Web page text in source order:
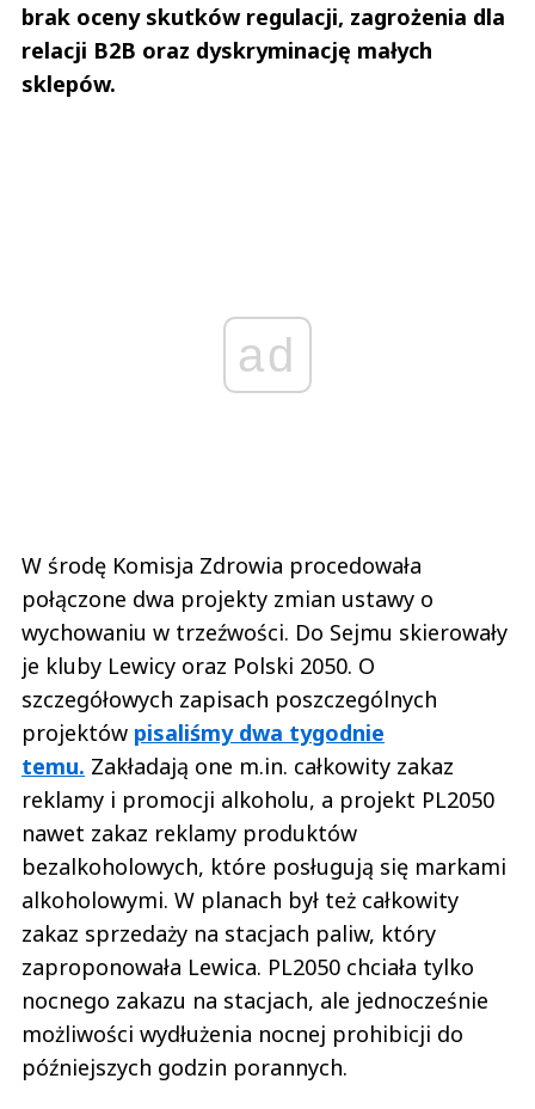
brak oceny skutków regulacji, zagrożenia dla
relacji B2B oraz dyskryminację małych
sklepów.
ad
W środę Komisja Zdrowia procedowała
połączone dwa projekty zmian ustawy o
wychowaniu w trzeźwości. Do Sejmu skierowały
je kluby Lewicy oraz Polski 2050. O
szczegółowych zapisach poszczególnych
projektów pisaliśmy dwa tygodnie
temu. Zakładają one m.in. całkowity zakaz
reklamy i promocji alkoholu, a projekt PL2050
nawet zakaz reklamy produktów
bezalkoholowych, które posługują się markami
alkoholowymi. W planach był też całkowity
zakaz sprzedaży na stacjach paliw, który
zaproponowała Lewica. PL2050 chciała tylko
nocnego zakazu na stacjach, ale jednocześnie
możliwości wydłużenia nocnej prohibicji do
późniejszych godzin porannych.